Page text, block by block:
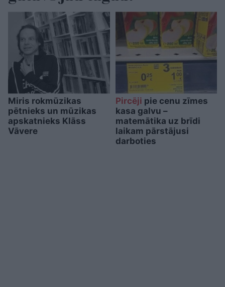
Miris rokmūzikas
pētnieks un mūzikas
apskatnieks Klāss
Vāvere
Pircēji pie cenu zīmes
kasa galvu –
matemātika uz brīdi
laikam pārstājusi
darboties